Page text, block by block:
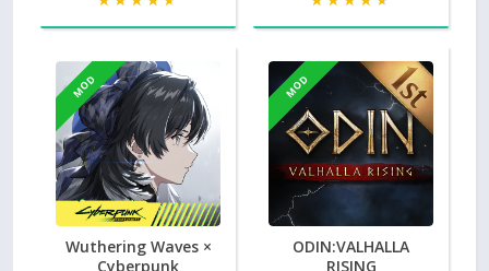
MOD
Wuthering Waves ×
Cyberpunk
MOD
ODIN:VALHALLA
RISING